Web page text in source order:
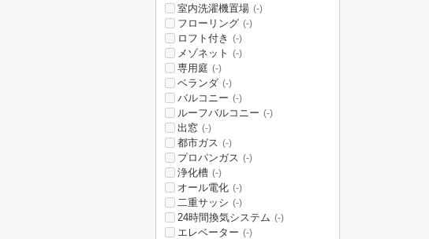
室内洗濯機置場 (-)
フローリング (-)
ロフト付き (-)
メゾネット (-)
専用庭 (-)
ベランダ (-)
バルコニー (-)
ルーフバルコニー (-)
出窓 (-)
都市ガス (-)
プロパンガス (-)
浄化槽 (-)
オール電化 (-)
二重サッシ (-)
24時間換気システム (-)
エレベーター (-)